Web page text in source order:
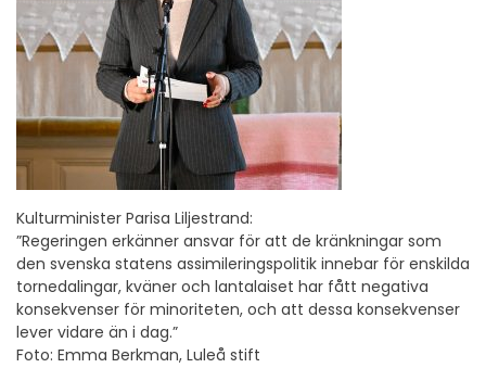
Kulturminister Parisa Liljestrand:
”Regeringen erkänner ansvar för att de kränkningar som
den svenska statens assimileringspolitik innebar för enskilda
tornedalingar, kväner och lantalaiset har fått negativa
konsekvenser för minoriteten, och att dessa konsekvenser
lever vidare än i dag.”
Foto: Emma Berkman, Luleå stift